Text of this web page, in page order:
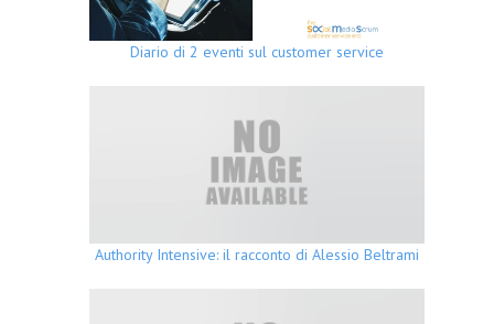
Diario di 2 eventi sul customer service
Authority Intensive: il racconto di Alessio Beltrami